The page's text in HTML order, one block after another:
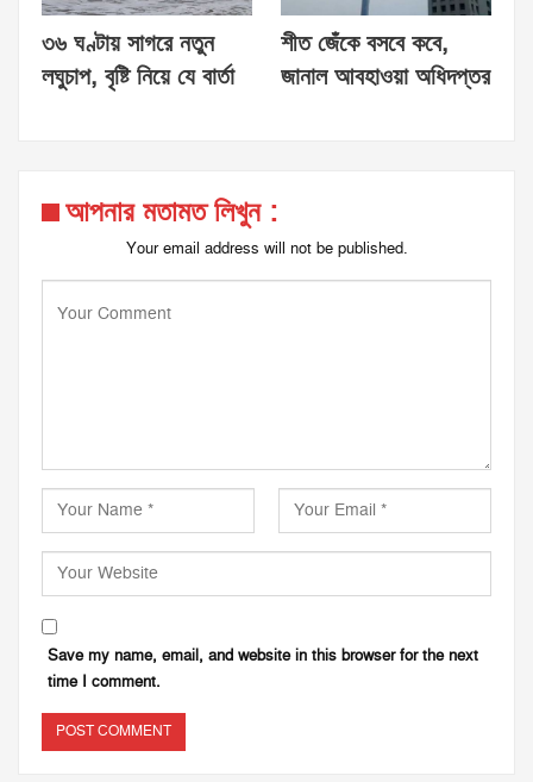
৩৬ ঘণ্টায় সাগরে নতুন
লঘুচাপ, বৃষ্টি নিয়ে যে বার্তা
শীত জেঁকে বসবে কবে,
জানাল আবহাওয়া অধিদপ্তর
আপনার মতামত লিখুন :
Your email address will not be published.
Save my name, email, and website in this browser for the next
time I comment.